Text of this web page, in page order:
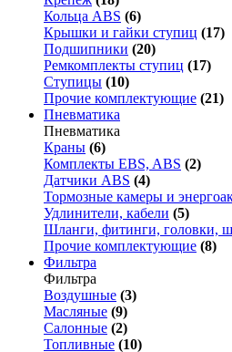
Кольца ABS (6)
Крышки и гайки ступиц (17)
Подшипники (20)
Ремкомплекты ступиц (17)
Ступицы (10)
Прочие комплектующие (21)
Пневматика
Пневматика
Краны (6)
Комплекты EBS, ABS (2)
Датчики ABS (4)
Тормозные камеры и
Удлинители, кабели (5)
Шланги, фитинги, головки,
Прочие комплектующие (8)
Фильтра
Фильтра
Воздушные (3)
Масляные (9)
Салонные (2)
Топливные (10)